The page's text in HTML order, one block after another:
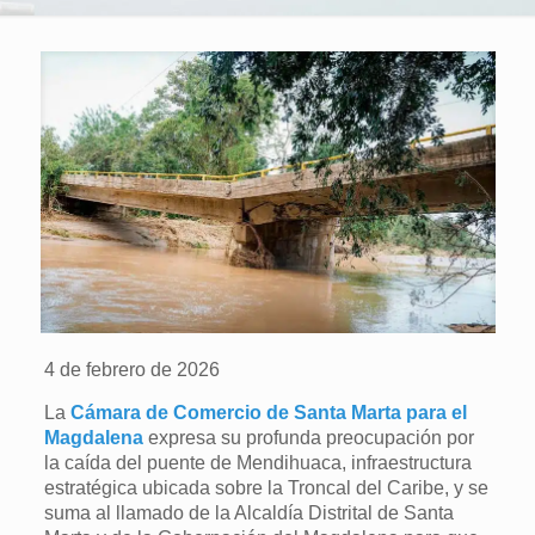
4 de febrero de 2026
LaCámara de Comercio de Santa Marta para el
Magdalena expresa su profunda preocupación por
la caída del puente de Mendihuaca, infraestructura
estratégica ubicada sobre la Troncal del Caribe, y se
suma al llamado de la Alcaldía Distrital de Santa